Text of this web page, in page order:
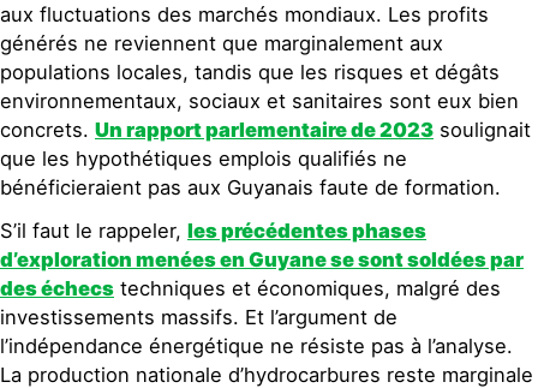
aux fluctuations des marchés mondiaux. Les profits
générés ne reviennent que marginalement aux
populations locales, tandis que les risques et dégâts
environnementaux, sociaux et sanitaires sont eux bien
concrets. Un rapport parlementaire de 2023 soulignait
que les hypothétiques emplois qualifiés ne
bénéficieraient pas aux Guyanais faute de formation.
S’il faut le rappeler, les précédentes phases
d’exploration menées en Guyane se sont soldées par
des échecs techniques et économiques, malgré des
investissements massifs. Et l’argument de
l’indépendance énergétique ne résiste pas à l’analyse.
La production nationale d’hydrocarbures reste marginale